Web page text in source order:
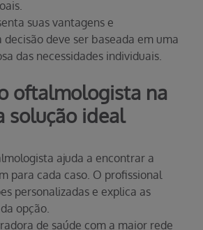
suas vantagens e
decisão deve ser baseada em uma
das necessidades individuais.
oftalmologista na
solução ideal
ajuda a encontrar a
para cada caso. O profissional
personalizadas e explica as
opção.
de saúde com a maior rede